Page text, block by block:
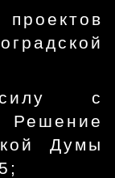
с
Думы